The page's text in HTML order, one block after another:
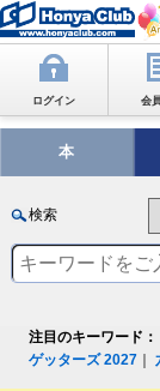
ログイン 会
本
検索
注目のキーワード：
ゲッターズ 2027 ｜